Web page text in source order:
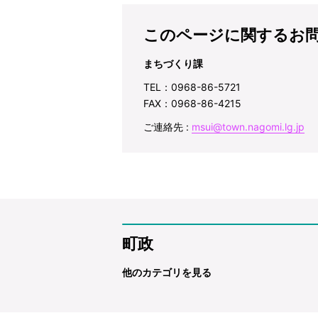
このページに関するお
まちづくり課
TEL：0968-86-5721
FAX：0968-86-4215
ご連絡先 : msui@town.nagomi.lg.jp
町政
他のカテゴリを見る